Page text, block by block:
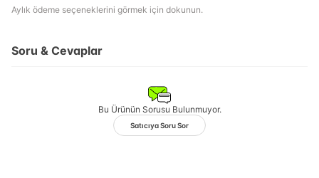
Aylık ödeme seçeneklerini görmek için dokunun.
Soru & Cevaplar
Bu Ürünün Sorusu Bulunmuyor.
Satıcıya Soru Sor